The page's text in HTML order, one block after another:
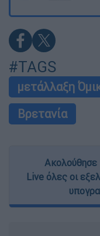
#TAGS
μετάλλαξη
Βρετανία
Ακολούθησε
Live όλες οι